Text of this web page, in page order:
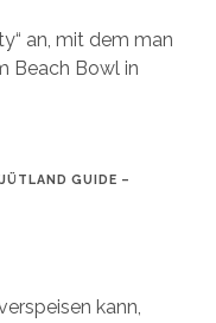
an, mit dem man
Beach Bowl in
GUIDE –
kann,